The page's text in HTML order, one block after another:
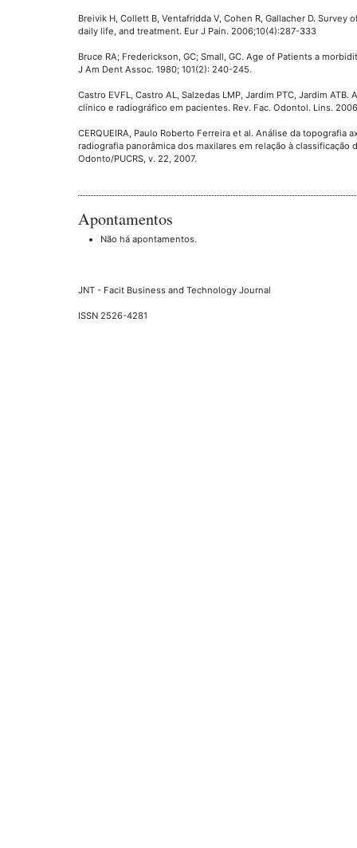
Breivik H, Collett B, Ventafridda V, Cohen R, Gallacher D.
daily life, and treatment. Eur J Pain. 2006;10(4):287-333
Bruce RA; Frederickson, GC; Small, GC. Age of Patients a
J Am Dent Assoc. 1980; 101(2): 240-245.
Castro EVFL, Castro AL, Salzedas LMP, Jardim PTC, Jardim
clínico e radiográfico em pacientes. Rev. Fac. Odontol. Lins.
CERQUEIRA, Paulo Roberto Ferreira et al. Análise da topografia
radiografia panorâmica dos maxilares em relação à classificação
Odonto/PUCRS, v. 22, 2007.
Apontamentos
Não há apontamentos.
JNT - Facit Business and Technology Journal
ISSN 2526-4281